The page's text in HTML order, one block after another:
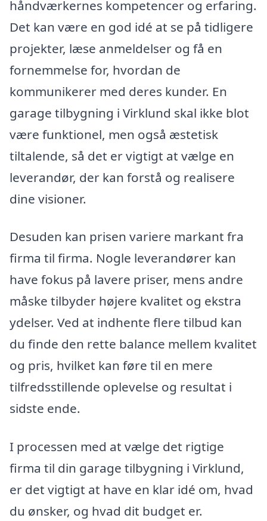
håndværkernes kompetencer og erfaring.
Det kan være en god idé at se på tidligere
projekter, læse anmeldelser og få en
fornemmelse for, hvordan de
kommunikerer med deres kunder. En
garage tilbygning i Virklund skal ikke blot
være funktionel, men også æstetisk
tiltalende, så det er vigtigt at vælge en
leverandør, der kan forstå og realisere
dine visioner.
Desuden kan prisen variere markant fra
firma til firma. Nogle leverandører kan
have fokus på lavere priser, mens andre
måske tilbyder højere kvalitet og ekstra
ydelser. Ved at indhente flere tilbud kan
du finde den rette balance mellem kvalitet
og pris, hvilket kan føre til en mere
tilfredsstillende oplevelse og resultat i
sidste ende.
I processen med at vælge det rigtige
firma til din garage tilbygning i Virklund,
er det vigtigt at have en klar idé om, hvad
du ønsker, og hvad dit budget er.